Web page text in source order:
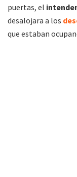
puertas, el
desalojara a los
que estaban